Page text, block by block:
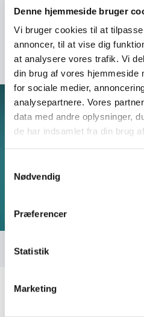
Denne hjemmeside bruger
Vi bruger cookies til at
annoncer, til at vise dig
at analysere vores trafik. Vi
din brug af vores hjemmeside
for sociale medier,
analysepartnere. Vores
data med andre oplysninger,
de har indsamlet fra din brug
Nødvendig
Præferencer
Statistik
Marketing
Book et foredrag med
lad jer inspirere til at tage del
forandring – sammen kan